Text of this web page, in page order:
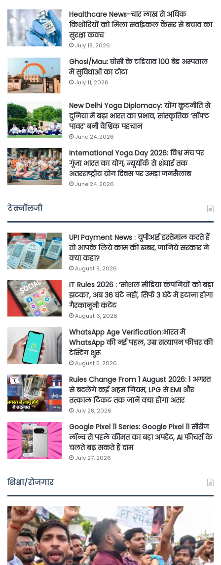
Healthcare News-चार लाख से अधिक
किशोरियों को मिला सर्वाइकल कैंसर से बचाव का
सुरक्षा कवच
July 18, 2026
Ghosi/Mau: घोसी के टडियाव 100 बेड अस्पताल
में सुविधाओं का टोटा
July 11, 2026
New Delhi Yoga Diplomacy: योग कूटनीति से
दुनिया में बढ़ा भारत का प्रभाव, सांस्कृतिक ‘सॉफ्ट
पावर’ बनी वैश्विक पहचान
June 24, 2026
International Yoga Day 2026: विश्व मंच पर
गूंजा भारत का योग, न्यूयॉर्क से शंघाई तक
अंतरराष्ट्रीय योग दिवस पर उमड़ा जनसैलाब
June 24, 2026
टेक्नॉलजी
UPI Payment News : यूपीआई इस्तेमाल करते हैं
तो आपके लिये काम की खबर, जानिये सरकार ने
क्या कहा?
August 8, 2026
IT Rules 2026 : ‘सोशल मीडिया कंपनियों को बड़ा
झटका’, अब 36 घंटे नहीं, सिर्फ 3 घंटे में हटाना होगा
गैरकानूनी कंटेंट
August 6, 2026
WhatsApp Age Verification:भारत में
WhatsApp की नई पहल, उम्र सत्यापन फीचर की
टेस्टिंग शुरू
August 5, 2026
Rules Change From 1 August 2026: 1 अगस्त
से बदलेंगे कई अहम नियम, LPG से EMI और
तत्काल टिकट तक जानें क्या होगा असर
July 28, 2026
Google Pixel 11 Series: Google Pixel 11 सीरीज
लॉन्च से पहले कीमत का बड़ा अपडेट, AI फीचर्स के
चलते बढ़ सकते हैं दाम
July 27, 2026
शिक्षा/रोजगार